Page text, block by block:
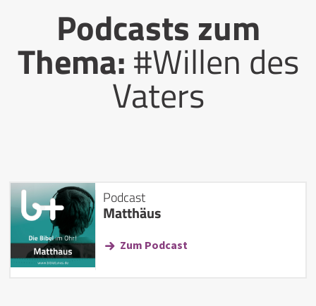
Podcasts zum
Thema:#Willen des
Vaters
Podcast
Matthäus
Zum Podcast